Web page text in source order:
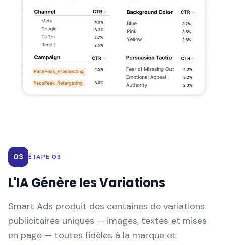
03 ÉTAPE 03
L'IA Génère les Variations
Smart Ads produit des centaines de variations
publicitaires uniques — images, textes et mises
en page — toutes fidèles à la marque et